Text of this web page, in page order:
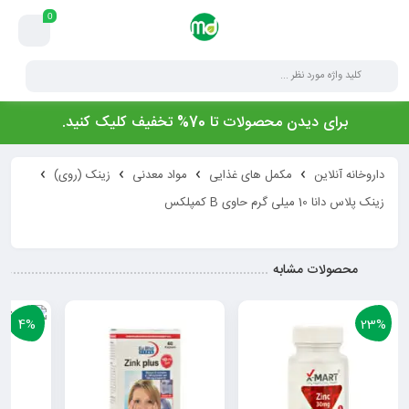
0
برای دیدن محصولات تا 70% تخفیف کلیک کنید.
داروخانه آنلاین مکمل های غذایی مواد معدنی
زینک (روی)
زینک پلاس دانا 10 میلی گرم حاوی B کمپلکس
محصولات مشابه
23%
4%